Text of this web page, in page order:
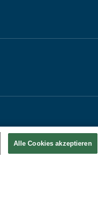
Alle Cookies akzeptieren